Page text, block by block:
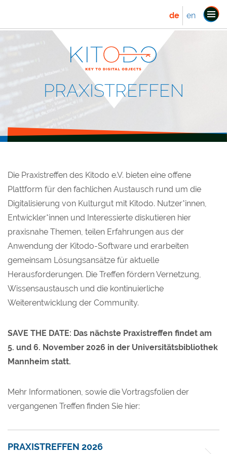
de en
PRAXISTREFFEN
Die Praxistreffen des Kitodo e.V. bieten eine offene
Plattform für den fachlichen Austausch rund um die
Digitalisierung von Kulturgut mit Kitodo. Nutzer*innen,
Entwickler*innen und Interessierte diskutieren hier
praxisnahe Themen, teilen Erfahrungen aus der
Anwendung der Kitodo-Software und erarbeiten
gemeinsam Lösungsansätze für aktuelle
Herausforderungen. Die Treffen fördern Vernetzung,
Wissensaustausch und die kontinuierliche
Weiterentwicklung der Community.
SAVE THE DATE: Das nächste Praxistreffen findet am
5. und 6. November 2026 in der Universitätsbibliothek
Mannheim statt.
Mehr Informationen, sowie die Vortragsfolien der
vergangenen Treffen finden Sie hier:
PRAXISTREFFEN 2026